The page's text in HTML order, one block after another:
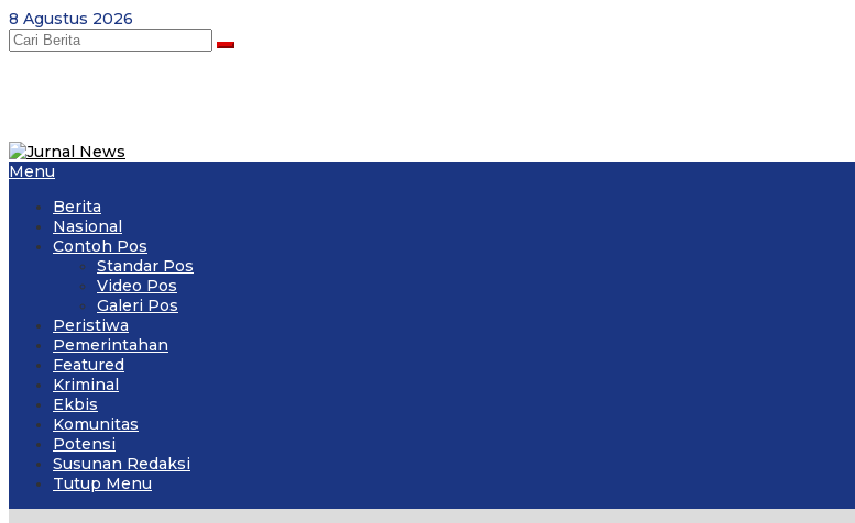
Skip
to
content
8 Agustus 2026
Menu
Berita
Nasional
Contoh Pos
Standar Pos
Video Pos
Galeri Pos
Peristiwa
Pemerintahan
Featured
Kriminal
Ekbis
Komunitas
Potensi
Susunan Redaksi
Tutup Menu